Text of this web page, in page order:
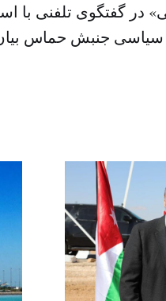
گفتگوی تلفنی با